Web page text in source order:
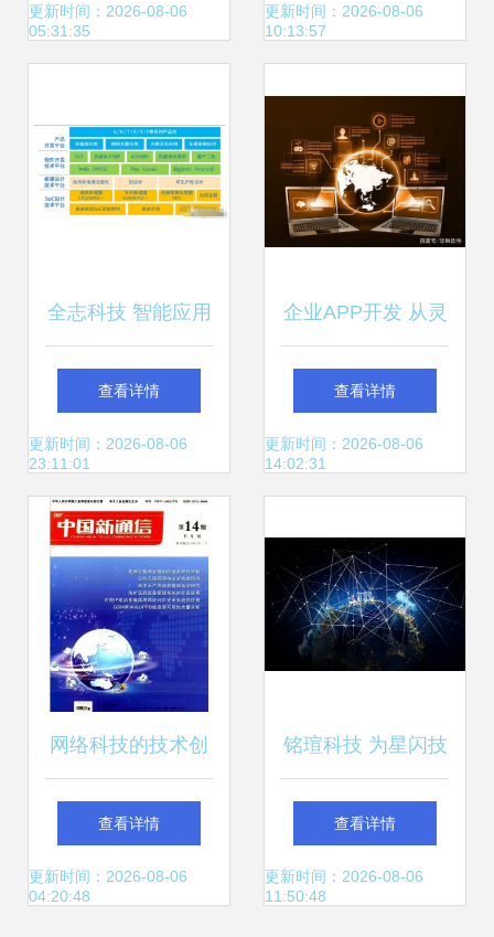
服务创新与实践
更新时间：2026-08-06
05:31:35
更新时间：2026-08-06
10:13:57
全志科技 智能应用
时代的芯片王者龙
虓（深度解析）
查看详情
更新时间：2026-08-06
23:11:01
企业APP开发 从灵
想到落地运营的漫
漫长路
查看详情
更新时间：2026-08-06
14:02:31
网络科技的技术创
新 无线通信领域的
期刊投稿指南
查看详情
更新时间：2026-08-06
04:20:48
铭瑄科技 为星闪技
术发展与应用带来
新推力
查看详情
更新时间：2026-08-06
11:50:48